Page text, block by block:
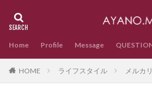
Home Profile Message
HOME ライフスタイル メルカ